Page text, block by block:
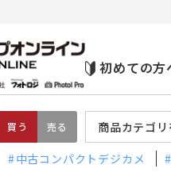
初めての方
買う 売る 商品カテゴ
中古コンパクトデジカメ